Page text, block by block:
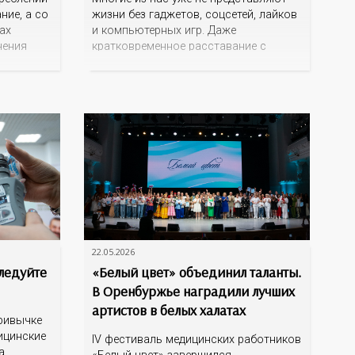
а со
жизни без гаджетов, соцсетей, лайков
и компьютерных игр. Даже
кратковременное расставание с
погружение в виртуальный мир может
привести к серьёзным психическим
проблемам. Как
22.05.2026
«Белый цвет» объединил таланты.
В Оренбуржье наградили лучших
артистов в белых халатах
IV фестиваль медицинских работников